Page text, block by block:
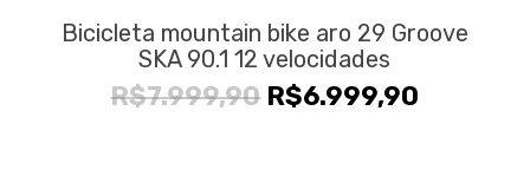
Bicicleta mountain bike aro 29 Groove
SKA 90.1 12 velocidades
R$7.999,90 O
R$6.999,90